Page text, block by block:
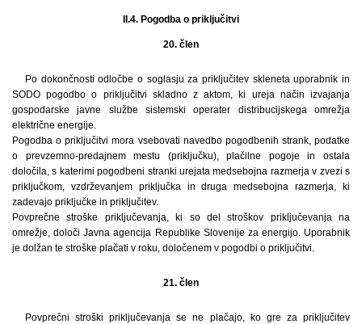
II.4. Pogodba o priključitvi
20. člen
Po dokončnosti odločbe o soglasju za priključitev skleneta uporabnik in
SODO pogodbo o priključitvi skladno z aktom, ki ureja način izvajanja
gospodarske javne službe sistemski operater distribucijskega omrežja
električne energije.
Pogodba o priključitvi mora vsebovati navedbo pogodbenih strank, podatke
o prevzemno-predajnem mestu (priključku), plačilne pogoje in ostala
določila, s katerimi pogodbeni stranki urejata medsebojna razmerja v zvezi s
priključkom, vzdrževanjem priključka in druga medsebojna razmerja, ki
zadevajo priključke in priključitev.
Povprečne stroške priključevanja, ki so del stroškov priključevanja na
omrežje, določi Javna agencija Republike Slovenije za energijo. Uporabnik
je dolžan te stroške plačati v roku, določenem v pogodbi o priključitvi.
21. člen
Povprečni stroški priključevanja se ne plačajo, ko gre za priključitev